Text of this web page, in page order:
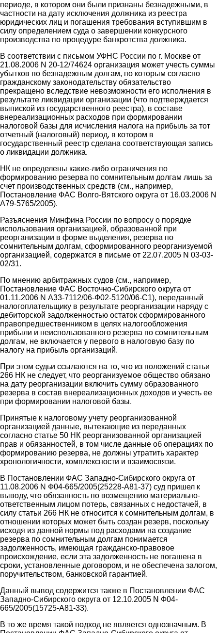
периоде, в котором они были признаны безнадежными, в
частности на дату исключения должника из реестра
юридических лиц и погашения требования вступившим в
силу определением суда о завершении конкурсного
производства по процедуре банкротства должника.
В соответствии с письмом УФНС России по г. Москве от
21.08.2006 N 20-12/74624 организация может учесть суммы
убытков по безнадежным долгам, по которым согласно
гражданскому законодательству обязательство
прекращено вследствие невозможности его исполнения в
результате ликвидации организации (что подтверждается
выпиской из государственного реестра), в составе
внереализационных расходов при формировании
налоговой базы для исчисления налога на прибыль за тот
отчетный (налоговый) период, в котором в
государственный реестр сделана соответствующая запись
о ликвидации должника.
НК не определены какие-либо ограничения по
формированию резерва по сомнительным долгам лишь за
счет производственных средств (см., например,
Постановление ФАС Волго-Вятского округа от 16.03.2006 N
А79-5765/2005).
Разъяснения Минфина России по вопросу о порядке
использования организацией, образованной при
реорганизации в форме выделения, резерва по
сомнительным долгам, сформированного реорганизуемой
организацией, содержатся в письме от 22.07.2005 N 03-03-
02/31.
По мнению арбитражных судов (см., например,
Постановление ФАС Восточно-Сибирского округа от
01.11.2006 N А33-7112/06-Ф02-5120/06-С1), переданный
налогоплательщику в результате реорганизации наряду с
дебиторской задолженностью остаток сформированного
правопредшественником в целях налогообложения
прибыли и неиспользованного резерва по сомнительным
долгам, не включается у первого в налоговую базу по
налогу на прибыль организаций.
При этом судьи ссылаются на то, что из положений статьи
266 НК не следует, что реорганизуемое общество обязано
на дату реорганизации включить сумму образованного
резерва в состав внереализационных доходов и учесть ее
при формировании налоговой базы.
Принятые к налоговому учету реорганизованной
организацией данные, вытекающие из переданных
согласно статье 50 НК реорганизованной организацией
прав и обязанностей, в том числе данные об операциях по
формированию резерва, не должны утратить характер
хронологичности, комплексности и взаимосвязи.
В Постановлении ФАС Западно-Сибирского округа от
11.08.2006 N Ф04-665/2005(25228-А81-37) суд пришел к
выводу, что обязанность по возмещению материально-
ответственным лицом потерь, связанных с недостачей, в
силу статьи 266 НК не относится к сомнительным долгам, в
отношении которых может быть создан резерв, поскольку
исходя из данной нормы под расходами на создание
резерва по сомнительным долгам понимается
задолженность, имеющая гражданско-правовое
происхождение, если эта задолженность не погашена в
сроки, установленные договором, и не обеспечена залогом,
поручительством, банковской гарантией.
Данный вывод содержится также в Постановлении ФАС
Западно-Сибирского округа от 12.10.2005 N Ф04-
665/2005(15725-А81-33).
В то же время такой подход не является однозначным. В